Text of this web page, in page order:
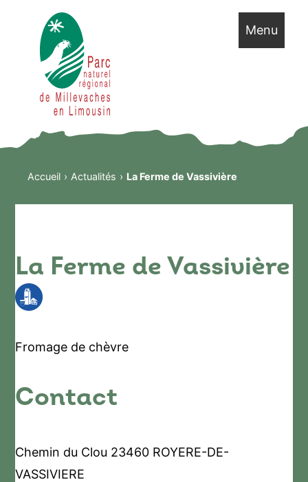
Menu
Accueil Actualités La Ferme de Vassivière
La Ferme de Vassivière
Fromage de chèvre
Contact
Chemin du Clou 23460 ROYERE-DE-
VASSIVIERE